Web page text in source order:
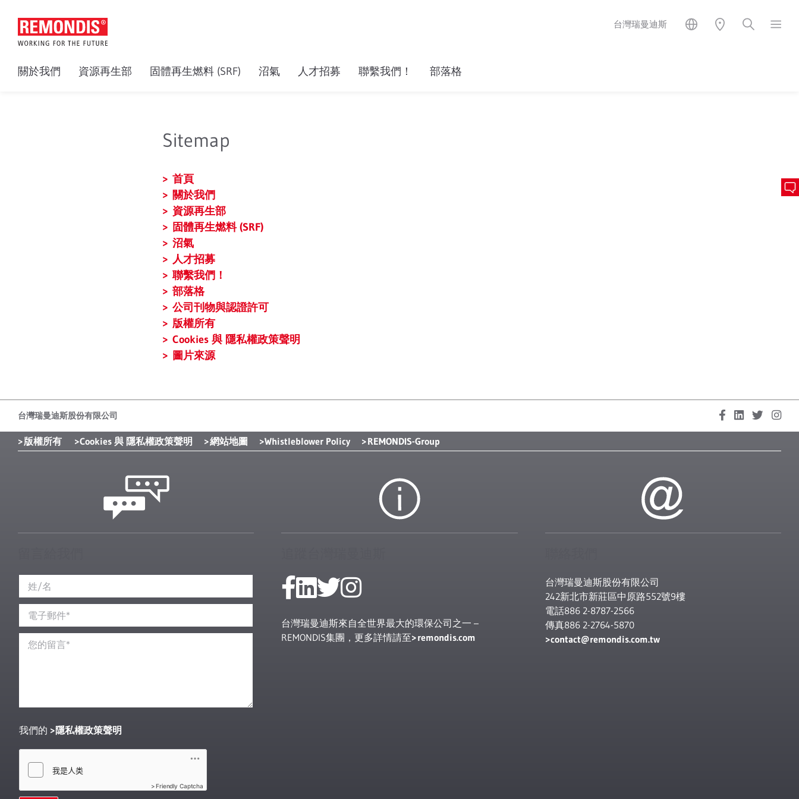
台灣瑞曼迪斯
關於我們 資源再生部 固體再生燃料 (SRF) 沼氣 人才招募 聯繫我們！ 部落格
Sitemap
首頁
關於我們
資源再生部
固體再生燃料 (SRF)
沼氣
人才招募
聯繫我們！
部落格
公司刊物與認證許可
版權所有
Cookies 與 隱私權政策聲明
圖片來源
台灣瑞曼迪斯股份有限公司
版權所有 Cookies 與 隱私權政策聲明 網站地圖 Whistleblower Policy REMONDIS-Group
我們的 隱私權政策聲明
Friendly Captcha
台灣瑞曼迪斯來自全世界最大的環保公司之一 –
REMONDIS集團，更多詳情請至 remondis.com
台灣瑞曼迪斯股份有限公司
242新北市新莊區中原路552號9樓
電話886 2-8787-2566
傳真886 2-2764-5870
contact@remondis.com.tw